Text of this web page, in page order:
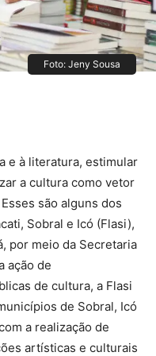
Foto: Jeny Sousa
e à literatura, estimular
a cultura como vetor
são alguns dos
Sobral e Icó (Flasi),
por meio da Secretaria
ação de
de cultura, a Flasi
de Sobral, Icó
a realização de
artísticas e culturais